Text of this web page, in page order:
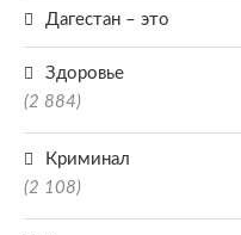
Дагестан – это
Здоровье
(2 884)
Криминал
(2 108)